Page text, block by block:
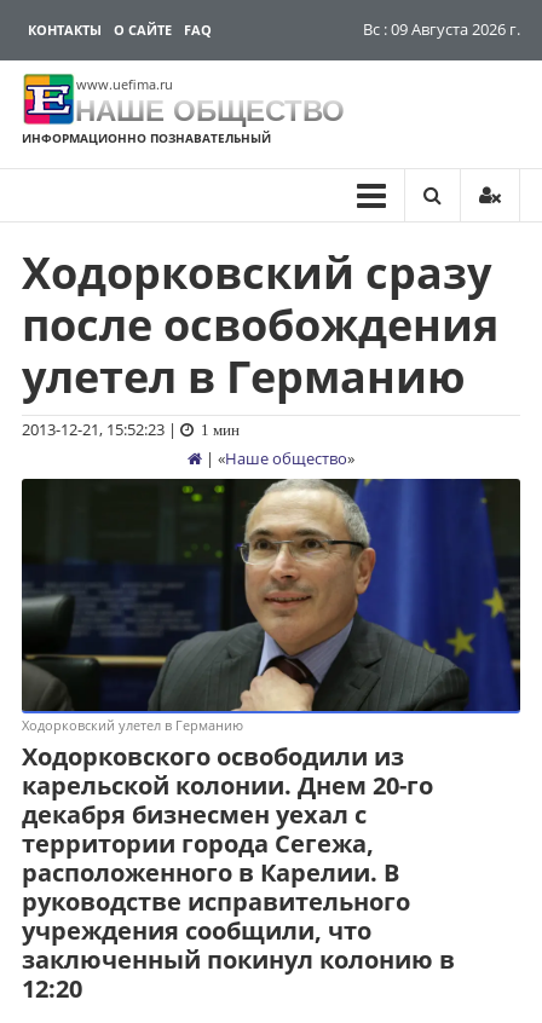
КОНТАКТЫ О САЙТЕ FAQ Вс : 09 Августа 2026 г.
www.uefima.ru
НАШЕ ОБЩЕСТВО
ИНФОРМАЦИОННО ПОЗНАВАТЕЛЬНЫЙ
Перейти
содержимому
Ходорковский сразу
после освобождения
улетел в Германию
2013-12-21, 15:52:23| 1 мин
| «Наше общество»
Ходорковский улетел в Германию
Ходорковского освободили из
карельской колонии. Днем 20-го
декабря бизнесмен уехал с
территории города Сегежа,
расположенного в Карелии. В
руководстве исправительного
учреждения сообщили, что
заключенный покинул колонию в
12:20